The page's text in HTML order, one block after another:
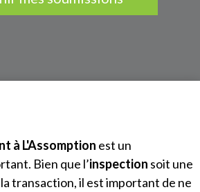
à L'Assomption est un
Bien que l’inspection soit une
transaction, il est important de ne